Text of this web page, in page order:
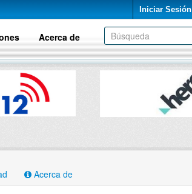
Iniciar Sesión
Acerca de
Acerca de